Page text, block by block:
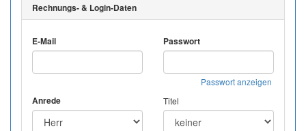
Rechnungs- & Login-Daten
E-Mail Passwort
Passwort anzeigen
Anrede Titel